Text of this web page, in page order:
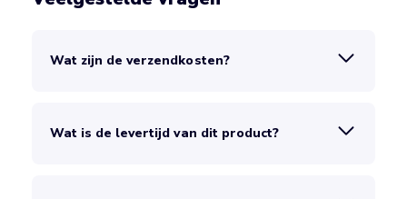
Wat zijn de verzendkosten?
Wat is de levertijd van dit product?